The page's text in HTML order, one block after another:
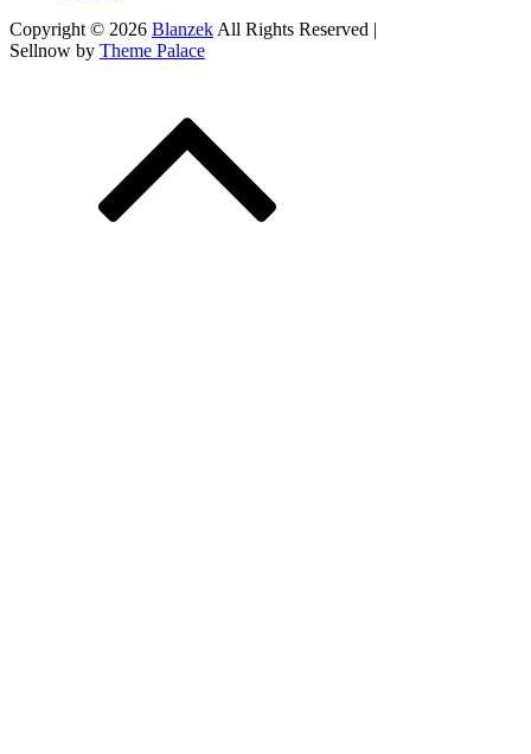
Copyright © 2026 Blanzek All Rights Reserved |
Sellnow by Theme Palace